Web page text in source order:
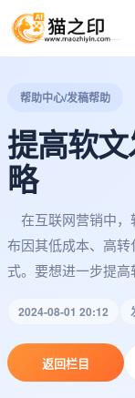
帮助中心/发稿帮助
提高软
略
在互联网营销中，
布因其低成本、高
式。要想进一步提
2024-08-01 20:12
返回栏目